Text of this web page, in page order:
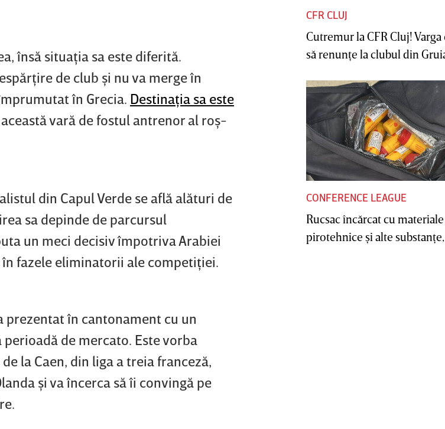
însă situaţia sa este diferită.
de club şi nu va merge în
în Grecia. Destinaţia sa este
vară de fostul antrenor al roş-
din Capul Verde se află alături de
sa depinde de parcursul
un meci decisiv împotriva Arabiei
fazele eliminatorii ale competiţiei.
prezentat în cantonament cu un
de mercato. Este vorba
la Caen, din liga a treia franceză,
şi va încerca să îi convingă pe
CFR CLUJ
Cutremur la CFR Cluj! Varga
să renunţe la clubul din
CONFERENCE LEAGUE
Rucsac încărcat cu materiale
pirotehnice şi alte substanţe,